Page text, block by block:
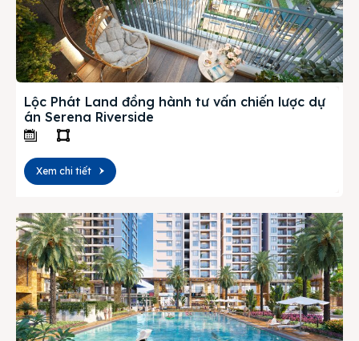
Lộc Phát Land đồng hành tư vấn chiến lược dự
án Serena Riverside
Xem chi tiết